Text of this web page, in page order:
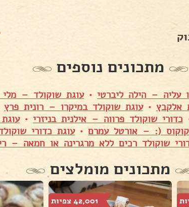
מתכונים נוספים
עליה – הילה ליברטי •עוגת שוקולד – מלי
אלקבץ •עוגת שוקולד במיקרו – רונית פרץ
כדורי שוקולד פרווה – אילנית בניזרי •
(: – אורטל עמרם•עוגת כדורי
שוקולד רכים ללא מרגרינה או חמאה –
מתכונים מומלצים
42,001 צפיות